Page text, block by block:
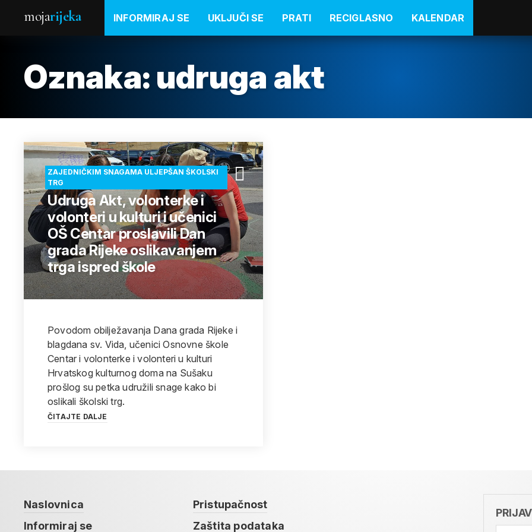
mojarijeka INFORMIRAJ SE UKLJUČI SE PRATI RECIGLASNO KALENDAR
Oznaka: udruga akt
ZAJEDNIČKIM SNAGAMA ULJEPŠAN ŠKOLSKI
TRG
Udruga Akt, volonterke i
volonteri u kulturi i učenici
OŠ Centar proslavili Dan
grada Rijeke oslikavanjem
trga ispred škole
Povodom obilježavanja Dana grada Rijeke i
blagdana sv. Vida, učenici Osnovne škole
Centar i volonterke i volonteri u kulturi
Hrvatskog kulturnog doma na Sušaku
prošlog su petka udružili snage kako bi
oslikali školski trg.
ČITAJTE DALJE
Naslovnica
Informiraj se
Pristupačnost
Zaštita podataka